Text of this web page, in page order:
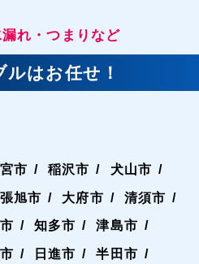
れ・つまりなど
はお任せ！
市 稲沢市 犬山市
旭市 大府市 清須市
知多市 津島市
日進市 半田市